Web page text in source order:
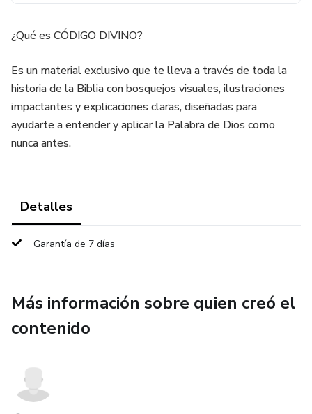
¿Qué es CÓDIGO DIVINO?
Es un material exclusivo que te lleva a través de toda la
historia de la Biblia con bosquejos visuales, ilustraciones
impactantes y explicaciones claras, diseñadas para
ayudarte a entender y aplicar la Palabra de Dios como
nunca antes.
Detalles
Garantía de 7 días
Más información sobre quien creó el
contenido